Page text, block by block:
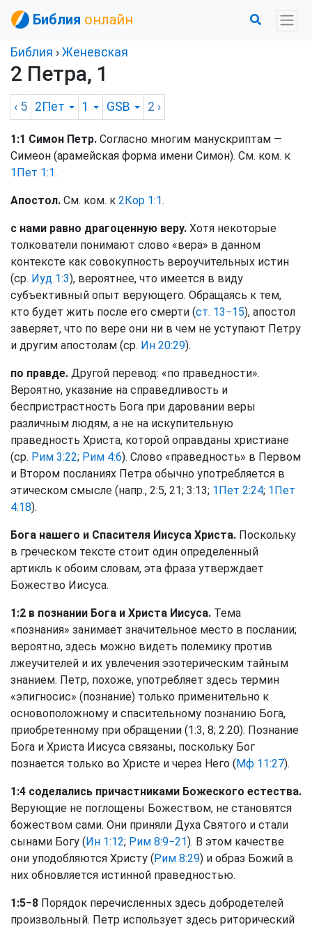
Библия онлайн
Библия › Женевская
2 Петра, 1
‹ 5 2Пет 1 GSB 2 ›
1:1 Симон Петр. Согласно многим манускриптам —
Симеон (арамейская форма имени Симон). См. ком. к
1Пет 1:1.
Апостол. См. ком. к 2Кор 1:1.
с нами равно драгоценную веру. Хотя некоторые
толкователи понимают слово «вера» в данном
контексте как совокупность вероучительных истин
(ср. Иуд 1:3), вероятнее, что имеется в виду
субъективный опыт верующего. Обращаясь к тем,
кто будет жить после его смерти (ст. 13−15), апостол
заверяет, что по вере они ни в чем не уступают Петру
и другим апостолам (ср. Ин 20:29).
по правде. Другой перевод: «по праведности».
Вероятно, указание на справедливость и
беспристрастность Бога при даровании веры
различным людям, а не на искупительную
праведность Христа, которой оправданы христиане
(ср. Рим 3:22; Рим 4:6). Слово «праведность» в Первом
и Втором посланиях Петра обычно употребляется в
этическом смысле (напр., 2:5, 21; 3:13; 1Пет 2:24; 1Пет
4:18).
Бога нашего и Спасителя Иисуса Христа. Поскольку
в греческом тексте стоит один определенный
артикль к обоим словам, эта фраза утверждает
Божество Иисуса.
1:2 в познании Бога и Христа Иисуса. Тема
«познания» занимает значительное место в послании;
вероятно, здесь можно видеть полемику против
лжеучителей и их увлечения эзотерическим тайным
знанием. Петр, похоже, употребляет здесь термин
«эпигносис» (познание) только применительно к
основоположному и спасительному познанию Бога,
приобретенному при обращении (1:3, 8; 2:20). Познание
Бога и Христа Иисуса связаны, поскольку Бог
познается только во Христе и через Него (Мф 11:27).
1:4 соделались причастниками Божеского естества.
Верующие не поглощены Божеством, не становятся
божеством сами. Они приняли Духа Святого и стали
сынами Богу (Ин 1:12; Рим 8:9−21). В этом качестве
они уподобляются Христу (Рим 8:29) и образ Божий в
них обновляется истинной праведностью.
1:5−8 Порядок перечисленных здесь добродетелей
произвольный. Петр использует здесь риторический